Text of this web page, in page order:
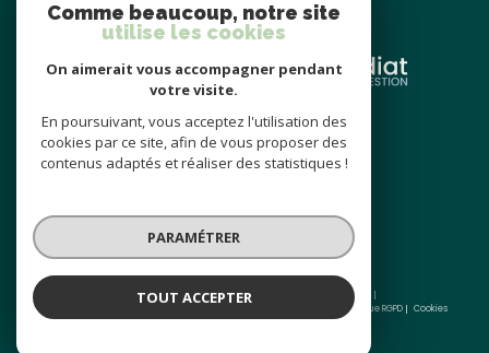
partenaires
nos avis
clients
© 2026 | Tous droits réservés | Traduction powered by Google |
Politique RGPD Cookies
Comme beaucoup, notre site
utilise les cookies
On aimerait vous accompagner pendant
votre visite.
En poursuivant, vous acceptez l'utilisation des
cookies par ce site, afin de vous proposer des
contenus adaptés et réaliser des statistiques !
PARAMÉTRER
TOUT ACCEPTER